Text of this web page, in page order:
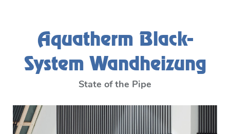
Aquatherm Black-
System Wandheizung
State of the Pipe